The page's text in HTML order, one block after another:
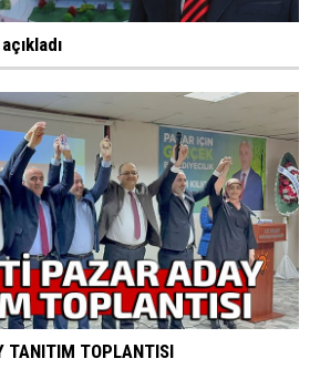
TANITIM TOPLANTISI